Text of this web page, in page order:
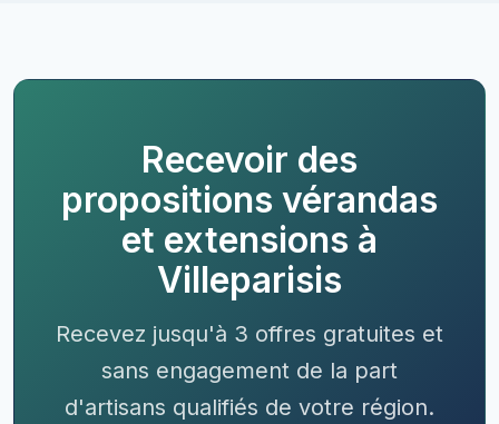
Recevoir des
propositions vérandas
et extensions à
Villeparisis
Recevez jusqu'à 3 offres gratuites et
sans engagement de la part
d'artisans qualifiés de votre région.